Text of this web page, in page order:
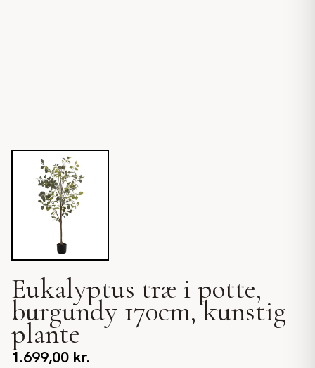
Eukalyptus træ i potte,
burgundy 170cm, kunstig
plante
1.699,00 kr.